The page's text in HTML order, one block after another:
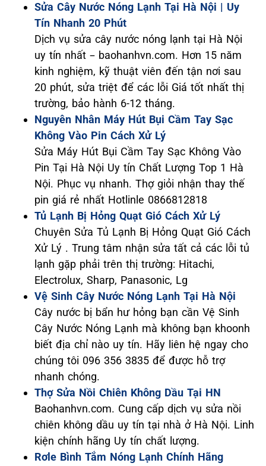
Sửa Cây Nước Nóng Lạnh Tại Hà Nội | Uy
Tín Nhanh 20 Phút
Dịch vụ sửa cây nước nóng lạnh tại Hà Nội
uy tín nhất – baohanhvn.com. Hơn 15 năm
kinh nghiệm, kỹ thuật viên đến tận nơi sau
20 phút, sửa triệt để các lỗi Giá tốt nhất thị
trường, bảo hành 6-12 tháng.
Nguyên Nhân Máy Hút Bụi Cầm Tay Sạc
Không Vào Pin Cách Xử Lý
Sửa Máy Hút Bụi Cầm Tay Sạc Không Vào
Pin Tại Hà Nội Uy tín Chất Lượng Top 1 Hà
Nội. Phục vụ nhanh. Thợ giỏi nhận thay thế
pin giá rẻ nhất Hotlinle 0866812818
Tủ Lạnh Bị Hỏng Quạt Gió Cách Xử Lý
Chuyên Sửa Tủ Lạnh Bị Hỏng Quạt Gió Cách
Xử Lý . Trung tâm nhận sửa tất cả các lỗi tủ
lạnh gặp phải trên thị trường: Hitachi,
Electrolux, Sharp, Panasonic, Lg
Vệ Sinh Cây Nước Nóng Lạnh Tại Hà Nội
Cây nước bị bẩn hư hỏng bạn cần Vệ Sinh
Cây Nước Nóng Lạnh mà không bạn khoonh
biết địa chỉ nào uy tín. Hãy liên hệ ngay cho
chúng tôi 096 356 3835 để được hỗ trợ
nhanh chóng.
Thợ Sửa Nồi Chiên Không Dầu Tại HN
Baohanhvn.com. Cung cấp dịch vụ sửa nồi
chiên không dầu uy tín tại nhà ở Hà Nội. Linh
kiện chính hãng Uy tín chất lượng.
Rơle Bình Tắm Nóng Lạnh Chính Hãng